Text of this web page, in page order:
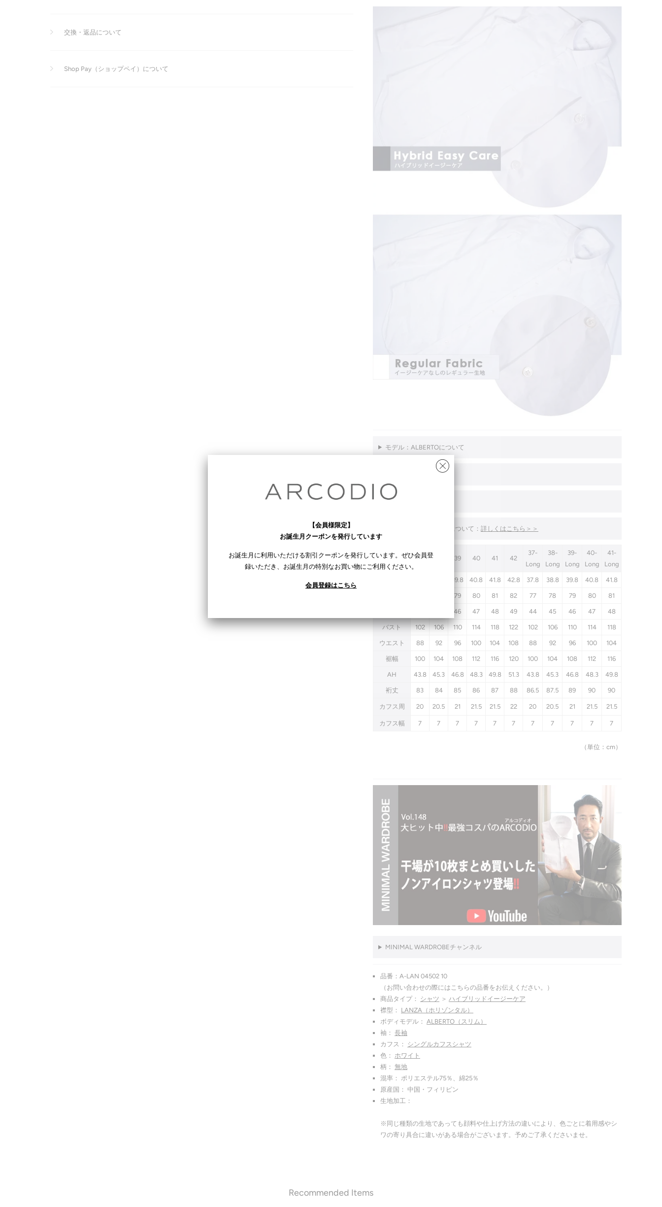
交換・返品について
Shop Pay（ショップペイ）について
モデル：ALBERTOについて
について
ARCODIOの特徴
裄丈（袖の長さ）修理について： 詳しくはこちら＞＞
Size 37 39 40 41 42
37-
Long
38-
Long
39-
Long
40-
Long
41-
Long
39.8 40.8 41.8 42.8 37.8 38.8 39.8 40.8 41.8
79 80 81 82 77 78 79 80 81
46 47 48 49 44 45 46 47 48
バスト 102 106 110 114 118 122 102 106 110 114 118
ウエスト 88 92 96 100 104 108 88 92 96 100 104
裾幅 100 104 108 112 116 120 100 104 108 112 116
AH 43.8 45.3 46.8 48.3 49.8 51.3 43.8 45.3 46.8 48.3 49.8
裄丈 83 84 85 86 87 88 86.5 87.5 89 90 90
カフス周 20 20.5 21 21.5 21.5 22 20 20.5 21 21.5 21.5
カフス幅 7 7 7 7 7 7 7 7 7 7 7
（単位：cm）
MINIMAL WARDROBEチャンネル
品番：A-LAN 04502 10
（お問い合わせの際にはこちらの品番をお伝えください。）
商品タイプ： シャツ ＞ ハイブリッドイージーケア
襟型： LANZA（ホリゾンタル）
ボディモデル： ALBERTO（スリム）
袖： 長袖
カフス： シングルカフスシャツ
色： ホワイト
柄： 無地
混率： ポリエステル75％、綿25％
原産国： 中国・フィリピン
生地加工：
※同じ種類の生地であっても顔料や仕上げ方法の違いにより、色ごとに着用感やシ
ワの寄り具合に違いがある場合がございます。予めご了承くださいませ。
Recommended Items
【会員様限定】
お誕生月クーポンを発行しています
お誕生月に利用いただける割引クーポンを発行しています。ぜひ会員登
録いただき、お誕生月の特別なお買い物にご利用ください。
会員登録はこちら